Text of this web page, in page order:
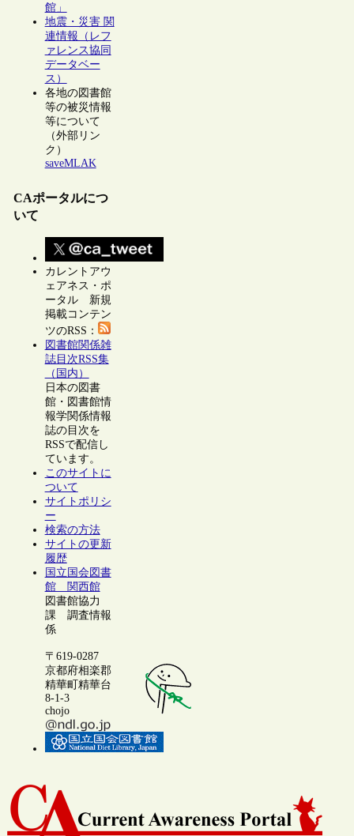
館」
地震・災害 関
連情報（レフ
ァレンス協同
データベー
ス）
各地の図書館
等の被災情報
等について
（外部リン
ク）
saveMLAK
CAポータルにつ
いて
カレントアウ
ェアネス・ポ
ータル 新規
掲載コンテン
ツのRSS：
図書館関係雑
誌目次RSS集
（国内）
日本の図書
館・図書館情
報学関係情報
誌の目次を
RSSで配信し
ています。
このサイトに
ついて
サイトポリシ
ー
検索の方法
サイトの更新
履歴
国立国会図書
館 関西館
図書館協力
課 調査情報
係
〒619-0287
京都府相楽郡
精華町精華台
8-1-3
chojo